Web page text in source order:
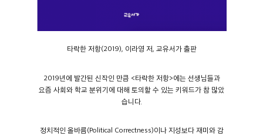
타락한 저항(2019), 이라영 저, 교유서가 출판
2019년에 발간된 신작인 만큼 <타락한 저항>에는 선생님들과
요즘 사회와 학교 분위기에 대해 토의할 수 있는 키워드가 참 많았
습니다.
정치적인 올바름(Political Correctness)이나 지성보다 재미와 감